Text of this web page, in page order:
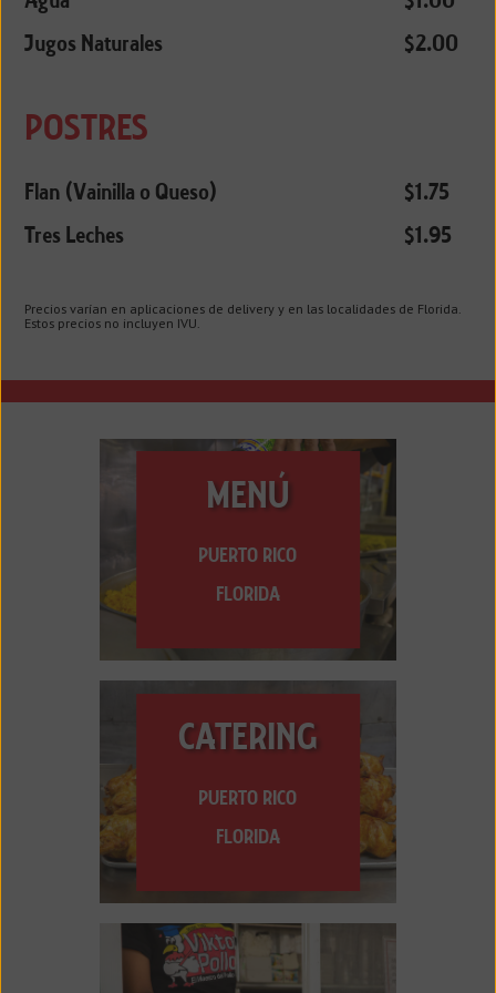
Jugos Naturales
$2.00
POSTRES
Flan (Vainilla o Queso)
$1.75
Tres Leches
$1.95
Precios varían en aplicaciones de delivery y en las localidades de Florida.
Estos precios no incluyen IVU.
MENÚ
PUERTO RICO
FLORIDA
CATERING
PUERTO RICO
FLORIDA